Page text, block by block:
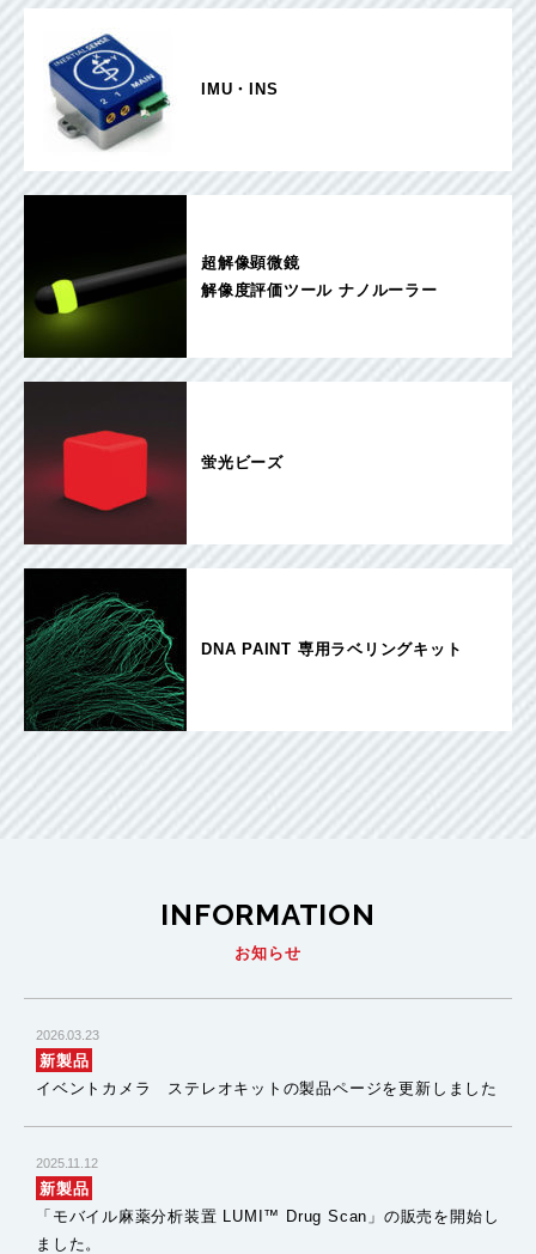
IMU・INS
超解像顕微鏡
解像度評価ツール ナノルーラー
蛍光ビーズ
DNA PAINT 専用ラベリングキット
INFORMATION
お知らせ
2026.03.23
新製品
イベントカメラ ステレオキットの製品ページを更新しました
2025.11.12
新製品
「モバイル麻薬分析装置 LUMI™ Drug Scan」の販売を開始し
ました。